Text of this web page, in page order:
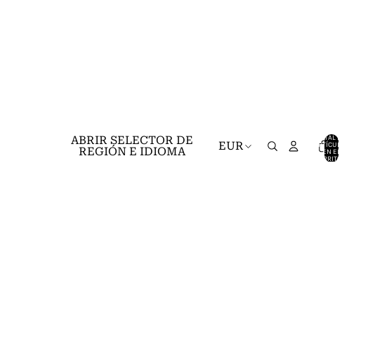
ABRIR SELECTOR DE
REGIÓN E IDIOMA
EUR
TOTAL DE
ARTÍCULOS
EN EL
CARRITO: 0